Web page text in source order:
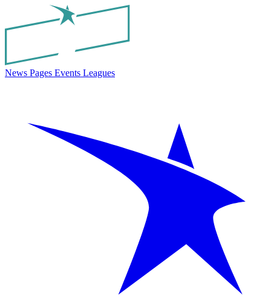
News Pages Events Leagues